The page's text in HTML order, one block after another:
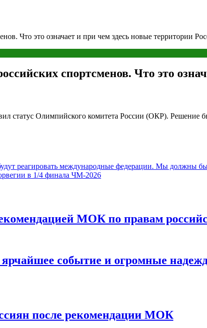
Что это означает и при чем здесь новые территории
спортсменов. Что это
Олимпийского комитета России (ОКР). Решение
реагировать международные федерации. Мы должны
в 1/4 финала ЧМ-2026
МОК по правам
событие и огромные
после рекомендации МОК